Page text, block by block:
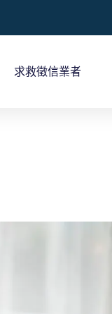
求救徵信業者